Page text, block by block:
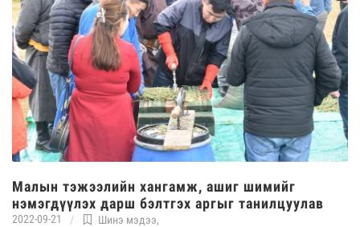
Малын тэжээлийн хангамж, ашиг шимийг
нэмэгдүүлэх дарш бэлтгэх аргыг танилцуулав
2022-09-21 Шинэ мэдээ,